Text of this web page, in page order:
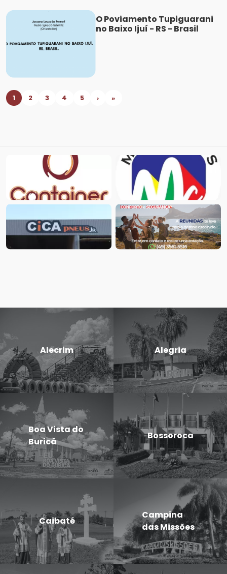
O Poviamento Tupiguarani
no Baixo Ijuí - RS - Brasil
1 2 3 4 5 › »
Alecrim Alegria
Boa Vista do
Buricá
Bossoroca
Caibaté
Campina
das Missões